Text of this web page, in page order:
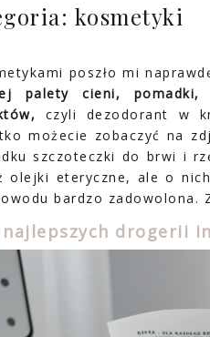
kosmetyki
poszło mi
palety cieni, pomadki,
czyli dezodorant w
możecie zobaczyć na
szczoteczki do brwi i
olejki eteryczne, ale o
bardzo zadowolona.
najlepszych drogerii